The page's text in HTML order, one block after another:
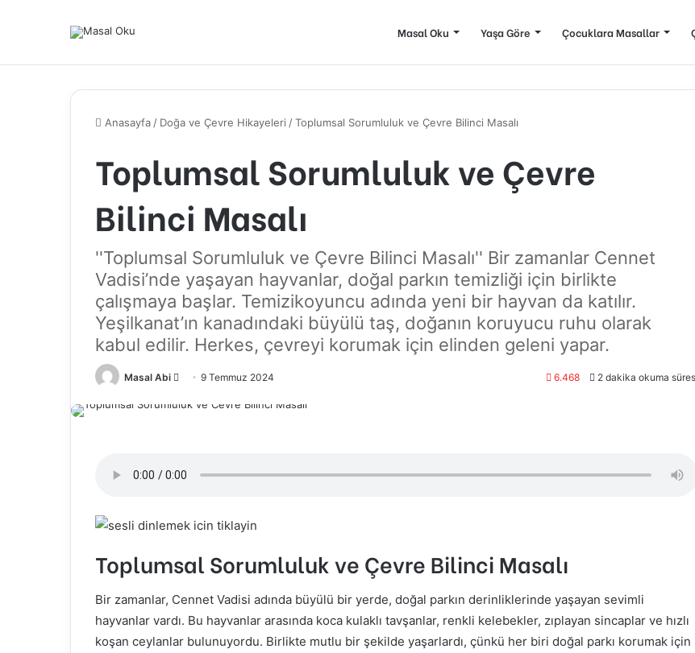
Masal Oku Yaşa Göre Çocuklara Masallar
Anasayfa / Doğa ve Çevre Hikayeleri /Toplumsal Sorumluluk ve Çevre Bilinci Masalı
Toplumsal Sorumluluk ve Çevre
Bilinci Masalı
''Toplumsal Sorumluluk ve Çevre Bilinci Masalı'' Bir zamanlar Cennet
Vadisi’nde yaşayan hayvanlar, doğal parkın temizliği için birlikte
çalışmaya başlar. Temizikoyuncu adında yeni bir hayvan da katılır.
Yeşilkanat’ın kanadındaki büyülü taş, doğanın koruyucu ruhu olarak
kabul edilir. Herkes, çevreyi korumak için elinden geleni yapar.
Masal Abi 9 Temmuz 2024 6.468 2 dakika okuma
Toplumsal Sorumluluk ve Çevre Bilinci Masalı
Bir zamanlar, Cennet Vadisi adında büyülü bir yerde, doğal parkın derinliklerinde yaşayan sevimli
hayvanlar vardı. Bu hayvanlar arasında koca kulaklı tavşanlar, renkli kelebekler, zıplayan sincaplar ve hızlı
koşan ceylanlar bulunuyordu. Birlikte mutlu bir şekilde yaşarlardı, çünkü her biri doğal parkı korumak için